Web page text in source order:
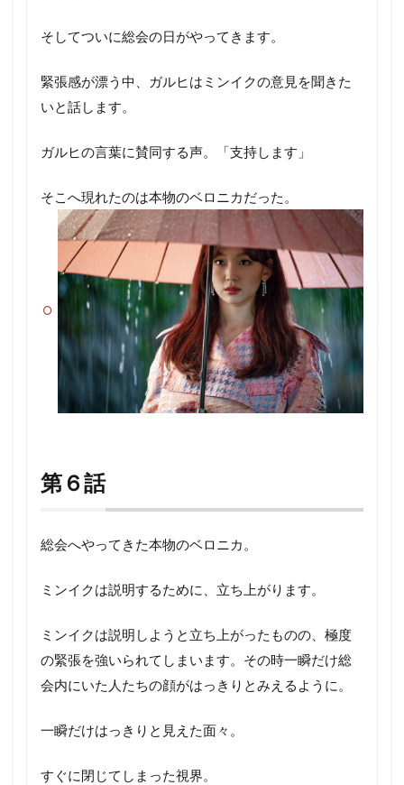
そしてついに総会の日がやってきます。
緊張感が漂う中、ガルヒはミンイクの意見を聞きた
いと話します。
ガルヒの言葉に賛同する声。「支持します」
そこへ現れたのは本物のベロニカだった。
第６話
総会へやってきた本物のベロニカ。
ミンイクは説明するために、立ち上がります。
ミンイクは説明しようと立ち上がったものの、極度
の緊張を強いられてしまいます。その時一瞬だけ総
会内にいた人たちの顔がはっきりとみえるように。
一瞬だけはっきりと見えた面々。
すぐに閉じてしまった視界。